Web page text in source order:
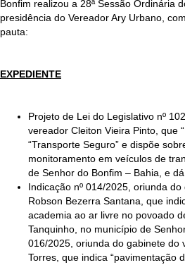
Bonfim realizou a 28ª Sessão Ordinária
presidência do Vereador Ary Urbano,
pauta:
EXPEDIENTE
Projeto de Lei do Legislativo nº
vereador Cleiton Vieira Pinto, que
“Transporte Seguro” e dispõe
monitoramento em veículos de
de Senhor do Bonfim – Bahia, e
Indicação nº 014/2025, oriunda
Robson Bezerra Santana, que
academia ao ar livre no povoado
Tanquinho, no município de
016/2025, oriunda do gabinete do
Torres, que indica “pavimentação